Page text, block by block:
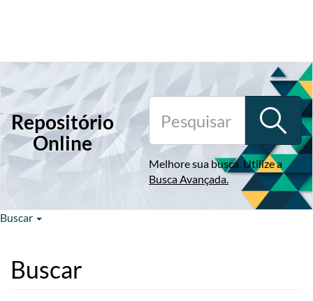
Repositório
Online
Melhore sua busca. Utilize a
Busca Avançada.
Buscar
Buscar